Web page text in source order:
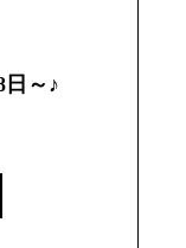
～♪